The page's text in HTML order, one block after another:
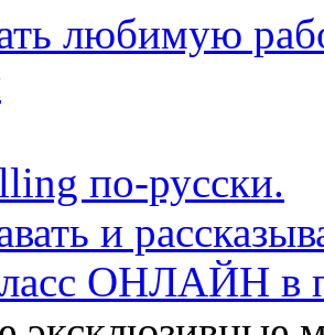
любимую
по-русски.
и
ОНЛАЙН в